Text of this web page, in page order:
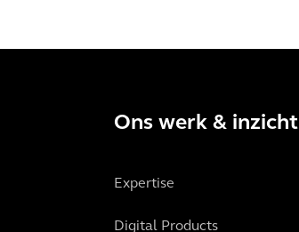
Ons werk & inzicht
Expertise
Digital Products